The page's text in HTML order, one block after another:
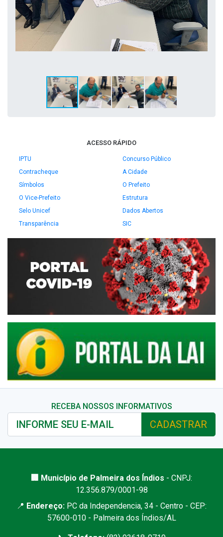
ACESSO RÁPIDO
IPTU
Concurso Público
Contracheque
A Cidade
Símbolos
O Prefeito
O Vice-Prefeito
Estrutura
Selo Unicef
Dados Abertos
Transparência
SIC
RECEBA NOSSOS INFORMATIVOS
CADASTRAR
🏢 Município de Palmeira dos Índios - CNPJ:
12.356.879/0001-98
📍 Endereço: PC da Independencia, 34 - Centro - CEP:
57600-010 - Palmeira dos Índios/AL